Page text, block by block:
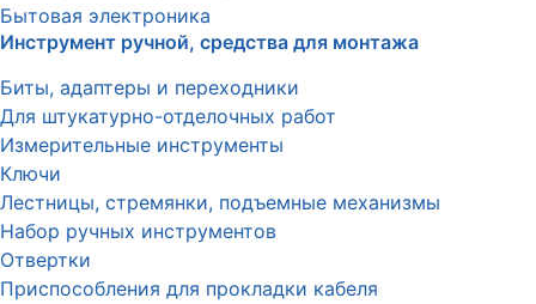
Бытовая электроника
Инструмент ручной, средства для монтажа
Биты, адаптеры и переходники
Для штукатурно-отделочных работ
Измерительные инструменты
Ключи
Лестницы, стремянки, подъемные механизмы
Набор ручных инструментов
Отвертки
Приспособления для прокладки кабеля